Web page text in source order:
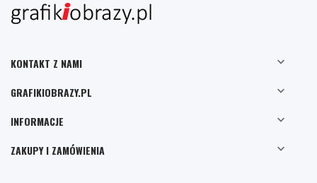
KONTAKT Z NAMI 
GRAFIKIOBRAZY.PL 
INFORMACJE 
ZAKUPY I ZAMÓWIENIA 